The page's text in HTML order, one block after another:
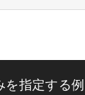
を指定する例